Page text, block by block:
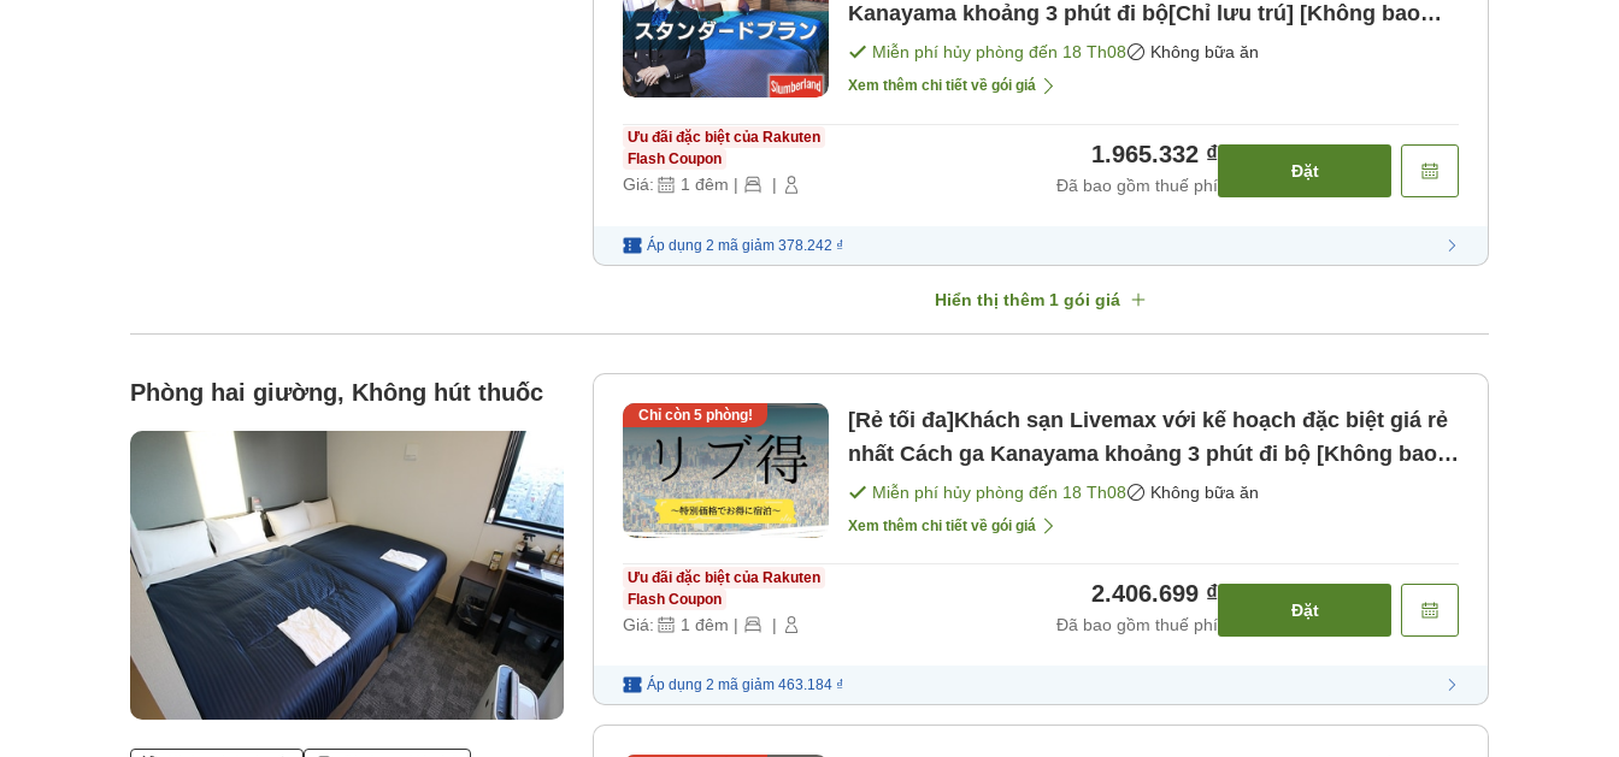
Kanayama khoảng 3 phút đi bộ[Chỉ lưu trú] [Không bao
gồm bữa ăn]
Miễn phí hủy phòng đến 18 Th08 Không bữa ăn
Xem thêm chi tiết về gói giá
Ưu đãi đặc biệt của Rakuten
Flash Coupon
Giá: 1 đêm | |
1.965.332 ₫
Đã bao gồm thuế phí
Đặt
Áp dụng 2 mã giảm 378.242 ₫
Hiển thị thêm 1 gói giá
Phòng hai giường, Không hút thuốc
Chỉ còn 5phòng!
[Rẻ tối đa]Khách sạn Livemax với kế hoạch đặc biệt giá rẻ
nhất Cách ga Kanayama khoảng 3 phút đi bộ [Không bao
gồm bữa sáng] [Không bao gồm bữa ăn]
Miễn phí hủy phòng đến 18 Th08 Không bữa ăn
Xem thêm chi tiết về gói giá
Ưu đãi đặc biệt của Rakuten
Flash Coupon
Giá: 1 đêm | |
2.406.699 ₫
Đã bao gồm thuế phí
Đặt
Áp dụng 2 mã giảm 463.184 ₫